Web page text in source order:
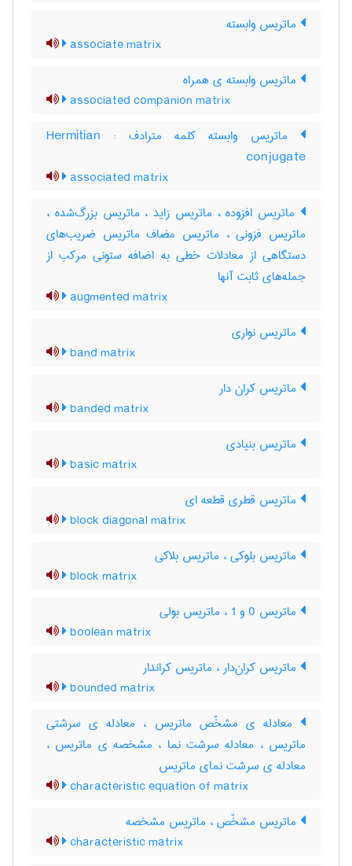
ماتریس وابسته
associate matrix
ماتریس وابسته ی همراه
associated companion matrix
ماتریس وابسته کلمه مترادف : Hermitian
conjugate
associated matrix
ماتریس افزوده ، ماتریس زاید ، ماتریس بزرگ‌شده ،
ماتریس فزونی ، ماتریس مضاف ماتریس ضریب‌های
دستگاهی از معادلات خطی به اضافه ستونی مرکب از
جمله‌های ثابت آنها
augmented matrix
ماتریس نواری
band matrix
ماتریس کران دار
banded matrix
ماتریس بنیادی
basic matrix
ماتریس قطری قطعه ای
block diagonal matrix
ماتریس بلوکی ، ماتریس بلاکی
block matrix
ماتریس 0 و 1 ، ماتریس بولی
boolean matrix
ماتریس کران‌دار ، ماتریس کراندار
bounded matrix
معادله ی مشخّص ماتریس ، معادله ی سرشتی
ماتریس ، معادله سرشت نما ، مشخصه ی ماتریس ،
معادله ی سرشت نمای ماتریس
characteristic equation of matrix
ماتریس مشخّص ، ماتریس مشخصه
characteristic matrix